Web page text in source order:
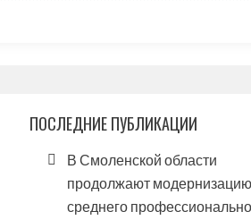
ПОСЛЕДНИЕ ПУБЛИКАЦИИ
В Смоленской области
продолжают
среднего